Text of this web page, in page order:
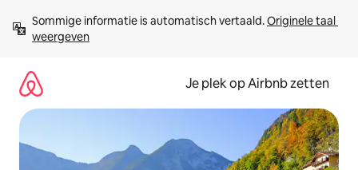
direct
naar
Sommige informatie is automatisch vertaald. Originele taal
weergeven
Je plek op Airbnb zetten